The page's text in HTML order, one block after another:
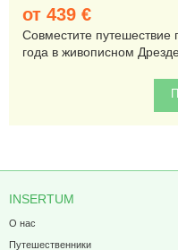
от 439 €
Совместите путешествие
года в живописном
INSERTUM
О нас
Путешественники